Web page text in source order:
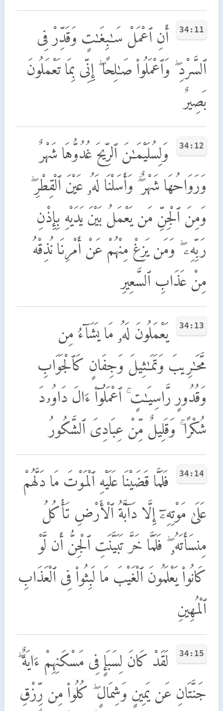
34:11
أَنِ ٱعْمَلْ سَـٰبِغَـٰتٍ وَقَدِّرْ فِى
ٱلسَّرْدِ ۖ وَٱعْمَلُوا۟ صَـٰلِحًا ۖ إِنِّى بِمَا تَعْمَلُونَ
بَصِيرٌ
34:12
وَلِسُلَيْمَـٰنَ ٱلرِّيحَ غُدُوُّهَا شَهْرٌ
وَرَوَاحُهَا شَهْرٌ ۖ وَأَسَلْنَا لَهُۥ عَيْنَ ٱلْقِطْرِ ۖ
وَمِنَ ٱلْجِنِّ مَن يَعْمَلُ بَيْنَ يَدَيْهِ بِإِذْنِ
رَبِّهِۦ ۖ وَمَن يَزِغْ مِنْهُمْ عَنْ أَمْرِنَا نُذِقْهُ
مِنْ عَذَابِ ٱلسَّعِيرِ
34:13
يَعْمَلُونَ لَهُۥ مَا يَشَآءُ مِن
مَّحَـٰرِيبَ وَتَمَـٰثِيلَ وَجِفَانٍ كَٱلْجَوَابِ
وَقُدُورٍ رَّاسِيَـٰتٍ ۚ ٱعْمَلُوٓا۟ ءَالَ دَاوُۥدَ
شُكْرًا ۚ وَقَلِيلٌ مِّنْ عِبَادِىَ ٱلشَّكُورُ
34:14
فَلَمَّا قَضَيْنَا عَلَيْهِ ٱلْمَوْتَ مَا دَلَّهُمْ
عَلَىٰ مَوْتِهِۦٓ إِلَّا دَآبَّةُ ٱلْأَرْضِ تَأْكُلُ
مِنسَأَتَهُۥ ۖ فَلَمَّا خَرَّ تَبَيَّنَتِ ٱلْجِنُّ أَن لَّوْ
كَانُوا۟ يَعْلَمُونَ ٱلْغَيْبَ مَا لَبِثُوا۟ فِى ٱلْعَذَابِ
ٱلْمُهِينِ
34:15
لَقَدْ كَانَ لِسَبَإٍ فِى مَسْكَنِهِمْ ءَايَةٌ ۖ
جَنَّتَانِ عَن يَمِينٍ وَشِمَالٍ ۖ كُلُوا۟ مِن رِّزْقِ